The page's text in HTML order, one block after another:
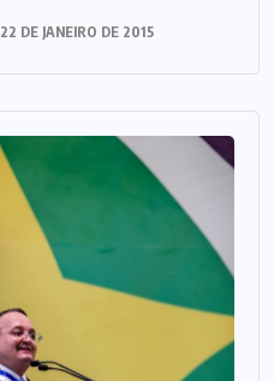
22 DE JANEIRO DE 2015